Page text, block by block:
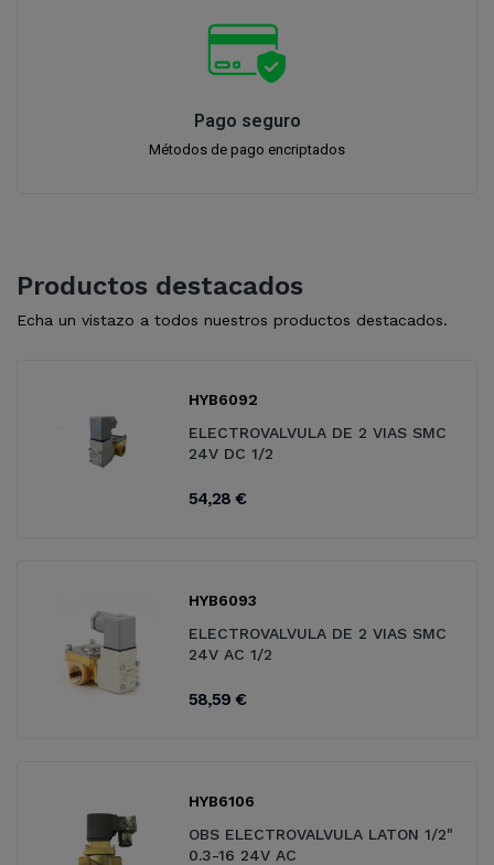
Pago seguro
Métodos de pago encriptados
Productos destacados
Echa un vistazo a todos nuestros productos destacados.
HYB6092
ELECTROVALVULA DE 2 VIAS SMC
24V DC 1/2
54,28 €
HYB6093
ELECTROVALVULA DE 2 VIAS SMC
24V AC 1/2
58,59 €
HYB6106
OBS ELECTROVALVULA LATON 1/2"
0.3-16 24V AC